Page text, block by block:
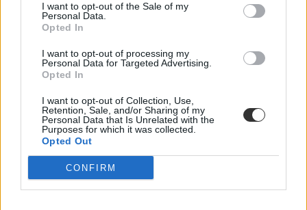
I want to opt-out of the Sale of my
Personal Data.
Opted In
I want to opt-out of processing my
Personal Data for Targeted Advertising.
Opted In
I want to opt-out of Collection, Use,
Retention, Sale, and/or Sharing of my
Personal Data that Is Unrelated with the
Purposes for which it was collected.
Opted Out
CONFIRM
Dolgoznának az egyetem mellett, mégsem
vállalhatnak diákmunkát – több mint százezer
„Szinte bárhol voltam állásinterjún, mikor megtudták, hogy levelező
tagozatos hallgató vagyok, egyből húzni kezdték a szájukat” –
számolt be tapasztalatairól az Eduline-nak egy egyetemista. Példája
azonban korántsem egyedi: több levelezős hallgató számolt be
hasonló nehézségekről.
Campus life
Kovács Dóri
Eltörölnék a 45 perces iskola-előkészítőt, újra az